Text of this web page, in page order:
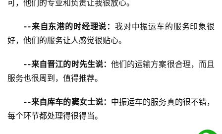
可，他们的专业和负责让我很放心。
--来自东港的时经理说： 我对中振运车的服务印象很
好，他们的服务让人感觉很贴心。
--来自晋江的时先生说： 他们的运输方案很合理，而且
服务也很周到，值得推荐。
--来自库车的窦女士说： 中振运车的服务真的很不错，
每个环节都处理得很得当。